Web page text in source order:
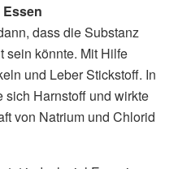
dass die Substanz
sein könnte. Mit Hilfe
und Leber Stickstoff. In
sich Harnstoff und wirkte
von Natrium und Chlorid